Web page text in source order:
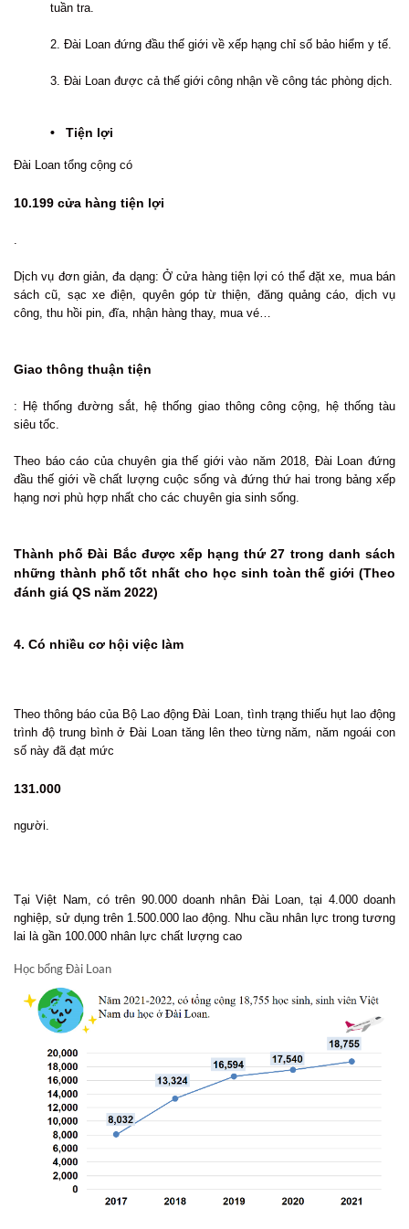
tuần tra.
2. Đài Loan đứng đầu thế giới về xếp hạng chỉ số bảo hiểm y tế.
3. Đài Loan được cả thế giới công nhận về công tác phòng dịch.
• Tiện lợi
Đài Loan tổng cộng có
10.199 cửa hàng tiện lợi
.
Dịch vụ đơn giản, đa dạng: Ở cửa hàng tiện lợi có thể đặt xe, mua bán
sách cũ, sạc xe điện, quyên góp từ thiện, đăng quảng cáo, dịch vụ
công, thu hồi pin, đĩa, nhận hàng thay, mua vé…
Giao thông thuận tiện
: Hệ thống đường sắt, hệ thống giao thông công cộng, hệ thống tàu
siêu tốc.
Theo báo cáo của chuyên gia thế giới vào năm 2018, Đài Loan đứng
đầu thế giới về chất lượng cuộc sống và đứng thứ hai trong bảng xếp
hạng nơi phù hợp nhất cho các chuyên gia sinh sống.
Thành phố Đài Bắc được xếp hạng thứ 27 trong danh sách
những thành phố tốt nhất cho học sinh toàn thế giới (Theo
đánh giá QS năm 2022)
4. Có nhiều cơ hội việc làm
Theo thông báo của Bộ Lao động Đài Loan, tình trạng thiếu hụt lao động
trình độ trung bình ở Đài Loan tăng lên theo từng năm, năm ngoái con
số này đã đạt mức
131.000
người.
Tại Việt Nam, có trên 90.000 doanh nhân Đài Loan, tại 4.000 doanh
nghiệp, sử dụng trên 1.500.000 lao động. Nhu cầu nhân lực trong tương
lai là gần 100.000 nhân lực chất lượng cao
Học bổng Đài Loan